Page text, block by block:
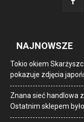
NAJNOWSZE
Tokio okiem
pokazuje zdjęcia
Znana sieć handlowa
Ostatnim sklepem